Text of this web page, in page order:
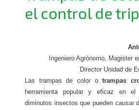
el control de
Ingeniero Agrónomo, Magister
Director Unidad de
Las trampas de color otrampas
herramienta popular y eficaz en
diminutos insectos que pueden causar